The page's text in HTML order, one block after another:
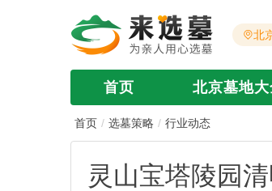
北
首页 北京墓地
首页 选墓策略 行业动态
灵山宝塔陵园